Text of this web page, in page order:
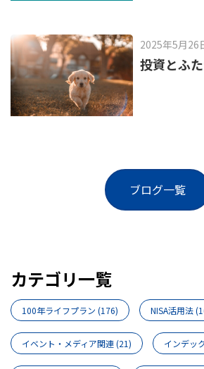
2025年5月26
投資とふ
ブログ一覧
カテゴリ一覧
100年ライフプラン (176) NISA活用法
イベント・メディア関連(21) インデッ